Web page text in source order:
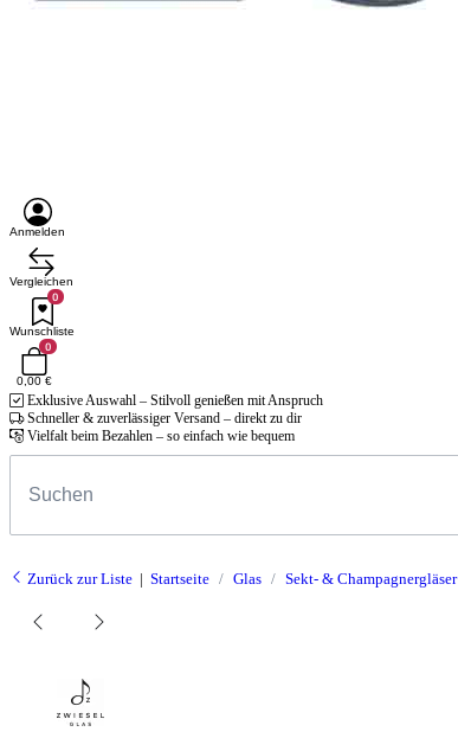
Anmelden
Vergleichen
0
Wunschliste
0
0,00 €
Exklusive Auswahl – Stilvoll genießen mit Anspruch
Schneller & zuverlässiger Versand – direkt zu dir
Vielfalt beim Bezahlen – so einfach wie bequem
Zurück zur Liste Startseite Glas Sekt- & Champagnergläser